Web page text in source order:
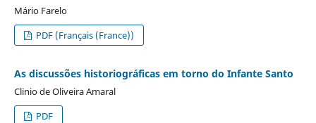
Mário Farelo
PDF (Français (France))
As discussões historiográficas em torno do Infante Santo
Clinio de Oliveira Amaral
PDF